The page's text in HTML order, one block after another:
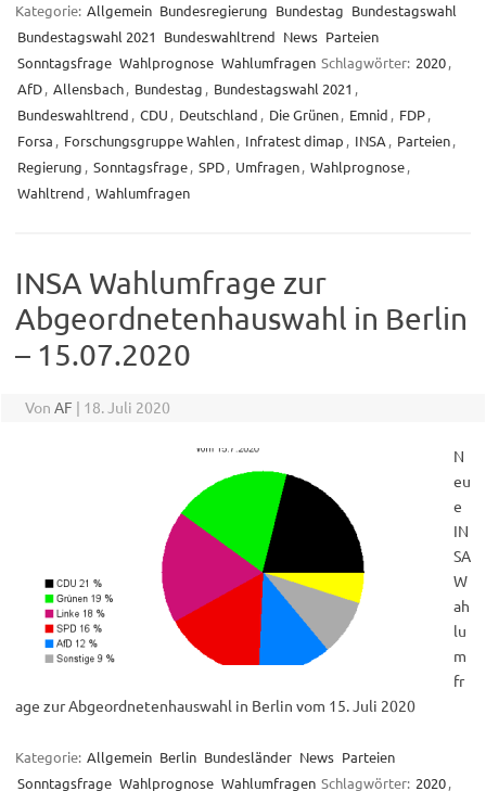
Kategorie: Allgemein Bundesregierung Bundestag Bundestagswahl
Bundestagswahl 2021 Bundeswahltrend News Parteien
Sonntagsfrage Wahlprognose Wahlumfragen Schlagwörter: 2020,
AfD, Allensbach, Bundestag , Bundestagswahl 2021 ,
Bundeswahltrend , CDU , Deutschland , Die Grünen, Emnid , FDP,
Forsa , Forschungsgruppe Wahlen, Infratest dimap , INSA , Parteien,
Regierung , Sonntagsfrage, SPD, Umfragen, Wahlprognose,
Wahltrend , Wahlumfragen
INSA Wahlumfrage zur
Abgeordnetenhauswahl in Berlin
– 15.07.2020
Von AF | 18. Juli 2020
N
eu
e
IN
SA
W
ah
lu
m
fr
age zur Abgeordnetenhauswahl in Berlin vom 15. Juli 2020
Kategorie: Allgemein Berlin Bundesländer News Parteien
Sonntagsfrage Wahlprognose Wahlumfragen Schlagwörter: 2020,